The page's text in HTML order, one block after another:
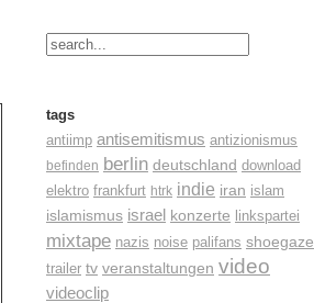
tags
antiimp antisemitismus antizionismus
befinden berlin deutschland download
elektro frankfurt htrk indie iran islam
islamismus israel konzerte linkspartei
mixtape nazis noise palifans shoegaze
trailer tv veranstaltungen video
videoclip